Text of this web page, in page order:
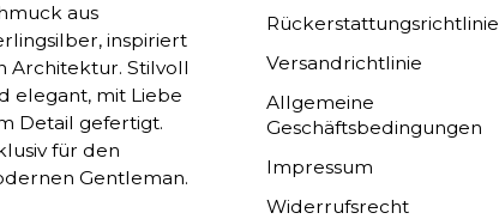
aus
inspiriert
Architektur. Stilvoll
elegant, mit Liebe
Detail gefertigt.
für den
Gentleman.
Rückerstattungsrichtlinie
Versandrichtlinie
Allgemeine
Geschäftsbedingungen
Impressum
Widerrufsrecht